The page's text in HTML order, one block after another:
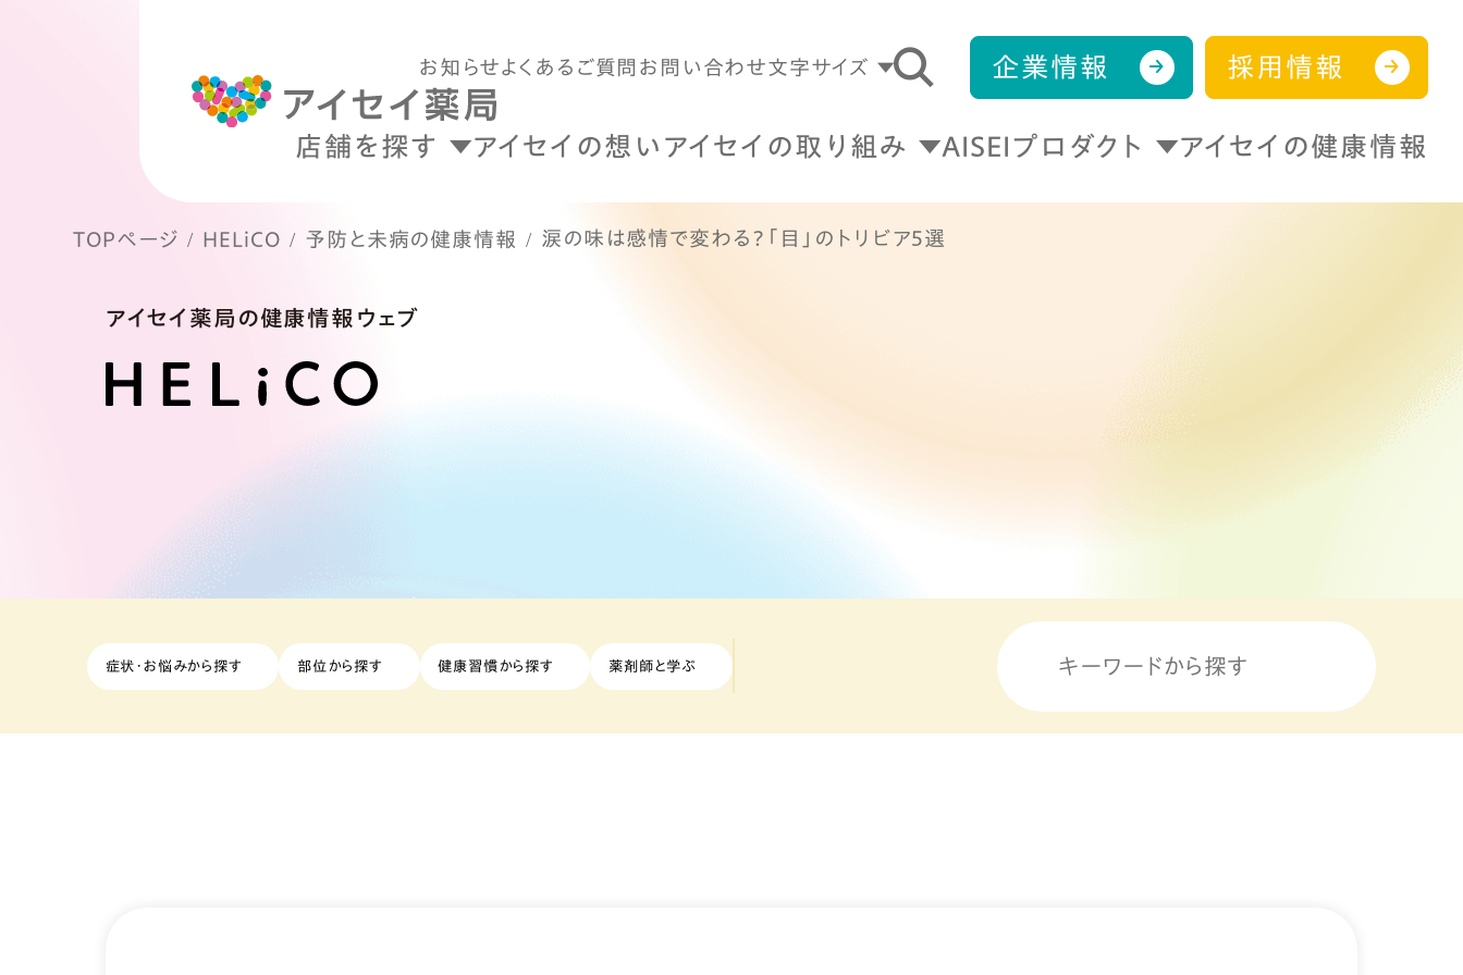
お知らせよくあるご質問 お問い合わせ文字サイズ 企業情報 採用情報
店舗を探す アイセイの想い アイセイの取り組み AISEIプロダクト アイセイの健康情報
TOPページ HELiCO 予防と未病の健康情報 涙の味は感情で変わる？「目」のトリビア5選
アイセイ薬局の健康情報ウェブ
症状・お悩みから探す 部位から探す 健康習慣から探す 薬剤師と学ぶ